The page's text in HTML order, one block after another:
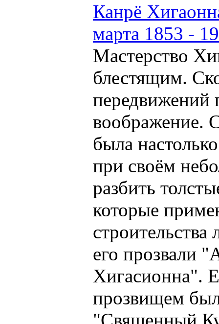
Канрё
марта 1853 -
Мастерство
блестящим.
передвижений
воображение.
была
при своём
разбить
которые
его прозвали
Хигасионна".
прозвищем
"Священный